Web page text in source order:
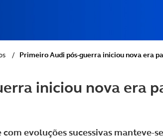
/ Primeiro Audi pós-guerra iniciou nova era
iniciou nova era
evoluções sucessivas manteve-